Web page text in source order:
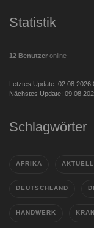
Statistik
12 Benutzer online
Letztes Update: 02.08.2026
Nächstes Update:
Schlagwörter
AFRIKA
DEUTSCHLAND
HANDWERK